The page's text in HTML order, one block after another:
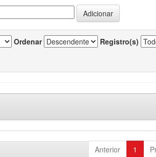
Ordenar Registro(s)
Anterior 1